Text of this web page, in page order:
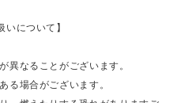
いについて】
異なることがございます。
る場合がございます。